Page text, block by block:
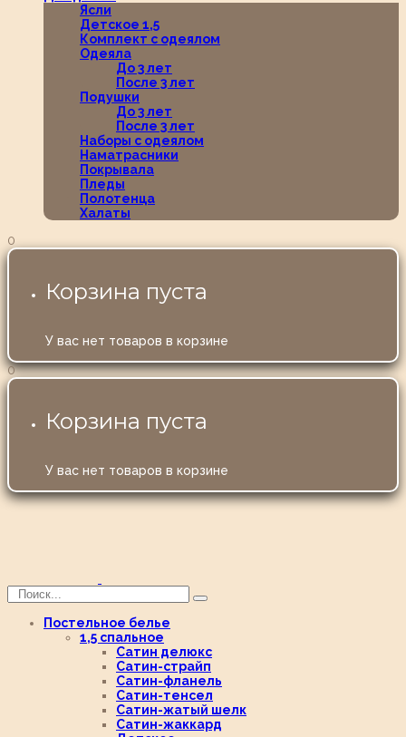
Ясли
Детское 1,5
Комплект с одеялом
Одеяла
До 3 лет
После 3 лет
Подушки
До 3 лет
После 3 лет
Наборы с одеялом
Наматрасники
Покрывала
Пледы
Полотенца
Халаты
0
Корзина пуста
У вас нет товаров в корзине
0
Корзина пуста
У вас нет товаров в корзине
Постельное белье
1,5 спальное
Сатин делюкс
Сатин-страйп
Сатин-фланель
Сатин-тенсел
Сатин-жатый шелк
Сатин-жаккард